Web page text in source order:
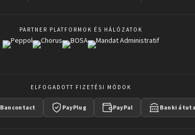
PARTNER PLATFORMOK ÉS HÁLÓZATOK
ELFOGADOTT FIZETÉSI MÓDOK
Bancontact PayPlug PayPal Banki